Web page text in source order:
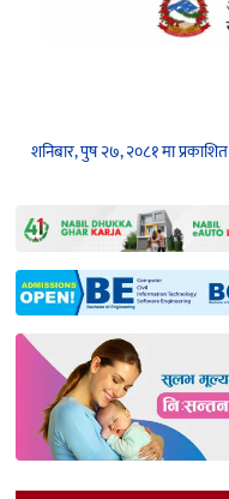
शनिबार, पुष २७, २०८१ मा प्रकाशित